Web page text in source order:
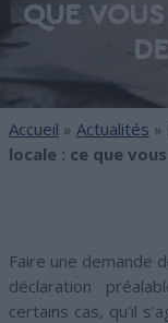
QUE
Accueil » Actualités »
locale : ce que
Faire une demande
déclaration
certains cas, qu’il